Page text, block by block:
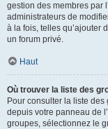
gestion des membres par
administrateurs de
à la fois, telles qu’ajouter
un forum privé.
Haut
Où trouver la liste des
Pour consulter la liste
depuis votre panneau de
groupes, sélectionnez le